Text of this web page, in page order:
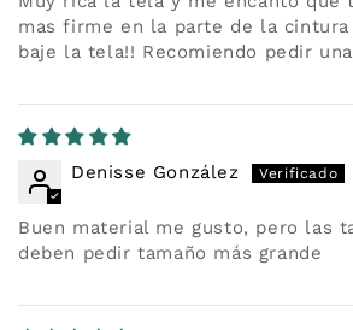
mas firme en la parte de la cintura
baje la tela!! Recomiendo pedir
Denisse González
Buen material me gusto, pero las
deben pedir tamaño más grande